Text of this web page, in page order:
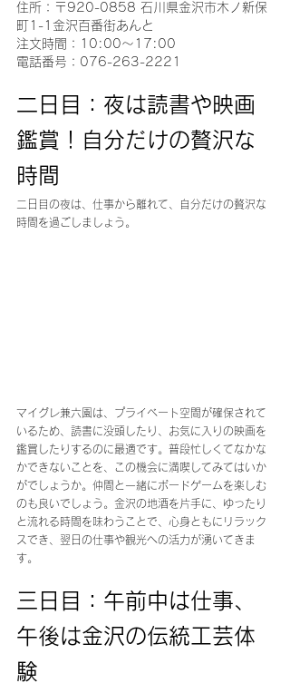
住所：〒920-0858 石川県金沢市木ノ新保
町1-1金沢百番街あんと
注文時間：10:00～17:00
電話番号：076-263-2221
二日目：夜は読書や映画
鑑賞！自分だけの贅沢な
時間
二日目の夜は、仕事から離れて、自分だけの贅沢な
時間を過ごしましょう。
マイグレ兼六園は、プライベート空間が確保されて
いるため、読書に没頭したり、お気に入りの映画を
鑑賞したりするのに最適です。普段忙しくてなかな
かできないことを、この機会に満喫してみてはいか
がでしょうか。仲間と一緒にボードゲームを楽しむ
のも良いでしょう。金沢の地酒を片手に、ゆったり
と流れる時間を味わうことで、心身ともにリラック
スでき、翌日の仕事や観光への活力が湧いてきま
す。
三日目：午前中は仕事、
午後は金沢の伝統工芸体
験